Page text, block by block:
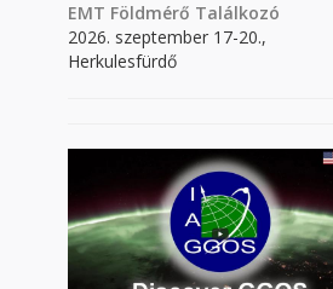
EMT Földmérő Találkozó
2026. szeptember 17-20.,
Herkulesfürdő